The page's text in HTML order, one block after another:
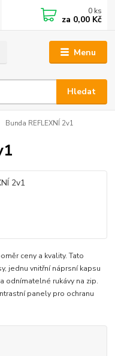
Menu
Hledat
0 ks
za 0,00 Kč
Bunda REFLEXNÍ 2v1
ceny a kvality. Tato
jednu vnitřní náprsní kapsu
odnímatelné rukávy na zip.
panely pro ochranu